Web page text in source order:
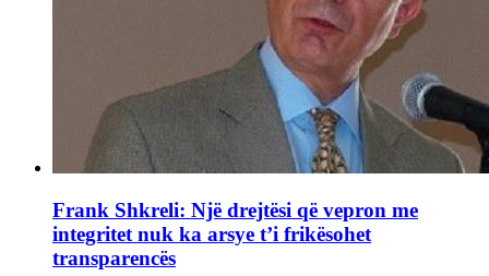
Frank Shkreli: Një drejtësi që vepron me
integritet nuk ka arsye t’i frikësohet
transparencës